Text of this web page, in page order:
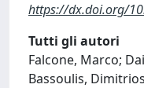
https://dx.doi.org/
Tutti gli autori
Falcone, Marco;
Bassoulis,